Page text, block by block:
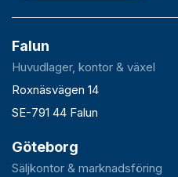
Falun
Huvudlager, kontor & växel
Roxnäsvägen 14
SE-791 44 Falun
Göteborg
Säljkontor & marknadsföring